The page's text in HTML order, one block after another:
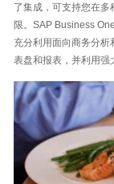
了集成，可支持您在
限。SAP Business
充分利用面向商务分
表盘和报表，并利用强